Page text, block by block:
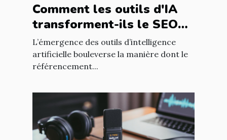
Comment les outils d'IA
transforment-ils le SEO
pour les blogs
professionnels ?
L’émergence des outils d’intelligence
artificielle bouleverse la manière dont le
référencement...